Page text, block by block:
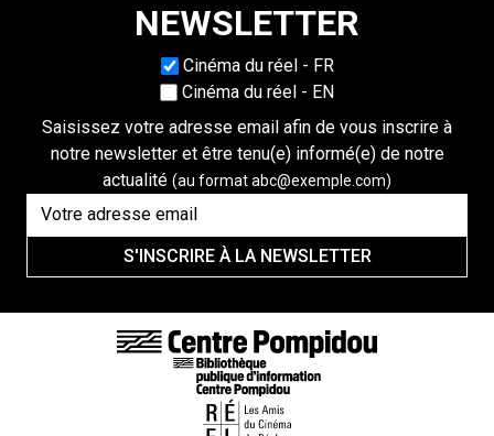
NEWSLETTER
Choisissez une langueCinéma du réel - FR
Cinéma du réel - EN
Saisissez votre adresse email afin de vous inscrire à
notre newsletter et être tenu(e) informé(e) de notre
actualité (au format abc@exemple.com)
S'INSCRIRE À LA NEWSLETTER
LIENS DE BAS DE PAGE